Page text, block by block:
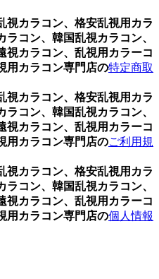
視カラコン、格安乱視用カラ
ラコン、韓国乱視カラコン、
視カラコン、乱視用カラーコ
用カラコン専門店の特定商取
視カラコン、格安乱視用カラ
ラコン、韓国乱視カラコン、
視カラコン、乱視用カラーコ
用カラコン専門店のご利用規
視カラコン、格安乱視用カラ
ラコン、韓国乱視カラコン、
視カラコン、乱視用カラーコ
用カラコン専門店の個人情報